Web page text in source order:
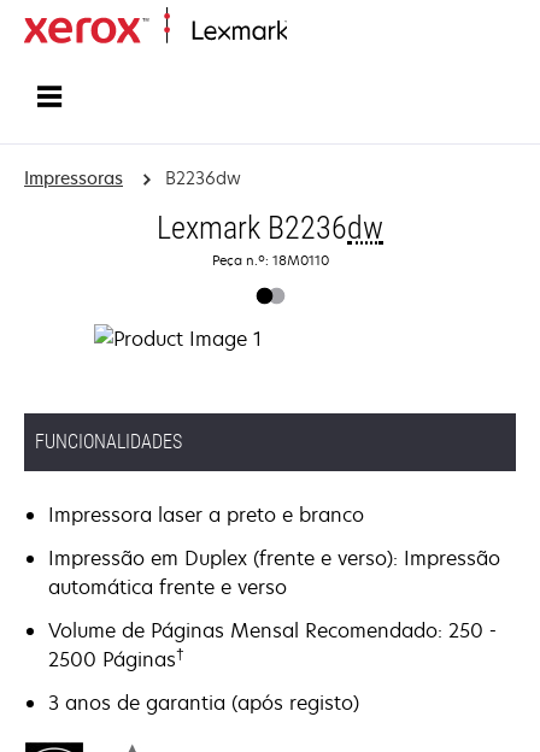
Impressoras B2236dw
Lexmark B2236dw
Peça n.º: 18M0110
FUNCIONALIDADES
Impressora laser a preto e branco
Impressão em Duplex (frente e verso): Impressão
automática frente e verso
Volume de Páginas Mensal Recomendado: 250 -
2500 Páginas†
3 anos de garantia (após registo)